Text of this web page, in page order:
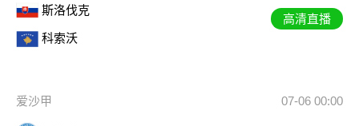
斯洛伐克
科索沃
高清直播
爱沙甲 07-06 00:00